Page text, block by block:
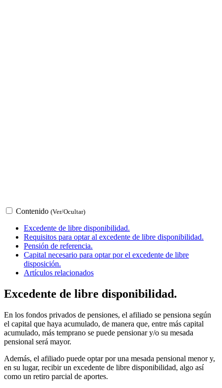
Contenido (Ver/Ocultar)
Excedente de libre disponibilidad.
Requisitos para optar al excedente de libre disponibilidad.
Pensión de referencia.
Capital necesario para optar por el excedente de libre
disposición.
Artículos relacionados
Excedente de libre disponibilidad.
En los fondos privados de pensiones, el afiliado se pensiona según
el capital que haya acumulado, de manera que, entre más capital
acumulado, más temprano se puede pensionar y/o su mesada
pensional será mayor.
Además, el afiliado puede optar por una mesada pensional menor y,
en su lugar, recibir un excedente de libre disponibilidad, algo así
como un retiro parcial de aportes.